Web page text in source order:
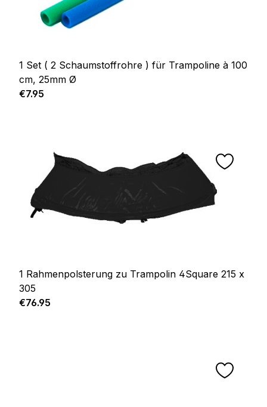
1 Set ( 2 Schaumstoffrohre ) für Trampoline à 100
cm, 25mm Ø
Regular price:
€7.95
1 Rahmenpolsterung zu Trampolin 4Square 215 x
305
Regular price:
€76.95